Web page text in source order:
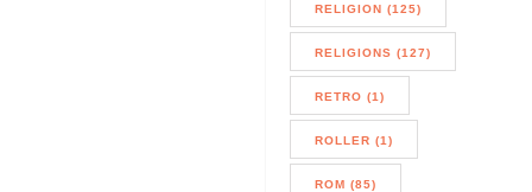
RELIGION (125)
RELIGIONS (127)
RETRO (1)
ROLLER (1)
ROM (85)